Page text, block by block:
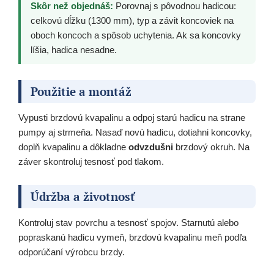
Skôr než objednáš: Porovnaj s pôvodnou hadicou:
celkovú dĺžku (1300 mm), typ a závit koncoviek na
oboch koncoch a spôsob uchytenia. Ak sa koncovky
líšia, hadica nesadne.
Použitie a montáž
Vypusti brzdovú kvapalinu a odpoj starú hadicu na strane
pumpy aj strmeňa. Nasaď novú hadicu, dotiahni koncovky,
doplň kvapalinu a dôkladne odvzdušni brzdový okruh. Na
záver skontroluj tesnosť pod tlakom.
Údržba a životnosť
Kontroluj stav povrchu a tesnosť spojov. Starnutú alebo
popraskanú hadicu vymeň, brzdovú kvapalinu meň podľa
odporúčaní výrobcu brzdy.